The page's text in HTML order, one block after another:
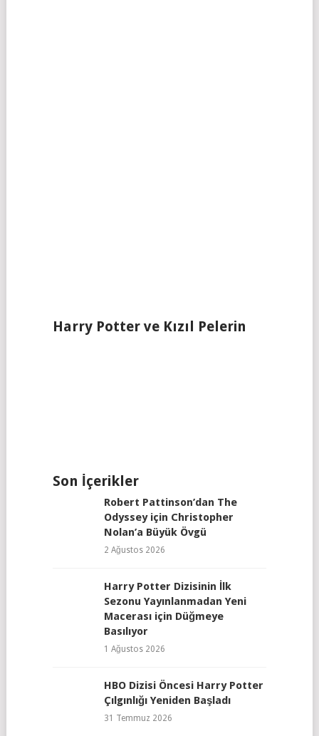
Harry Potter ve Kızıl Pelerin
Son İçerikler
Robert Pattinson’dan The
Odyssey için Christopher
Nolan’a Büyük Övgü
2 Ağustos 2026
Harry Potter Dizisinin İlk
Sezonu Yayınlanmadan Yeni
Macerası için Düğmeye
Basılıyor
1 Ağustos 2026
HBO Dizisi Öncesi Harry Potter
Çılgınlığı Yeniden Başladı
31 Temmuz 2026